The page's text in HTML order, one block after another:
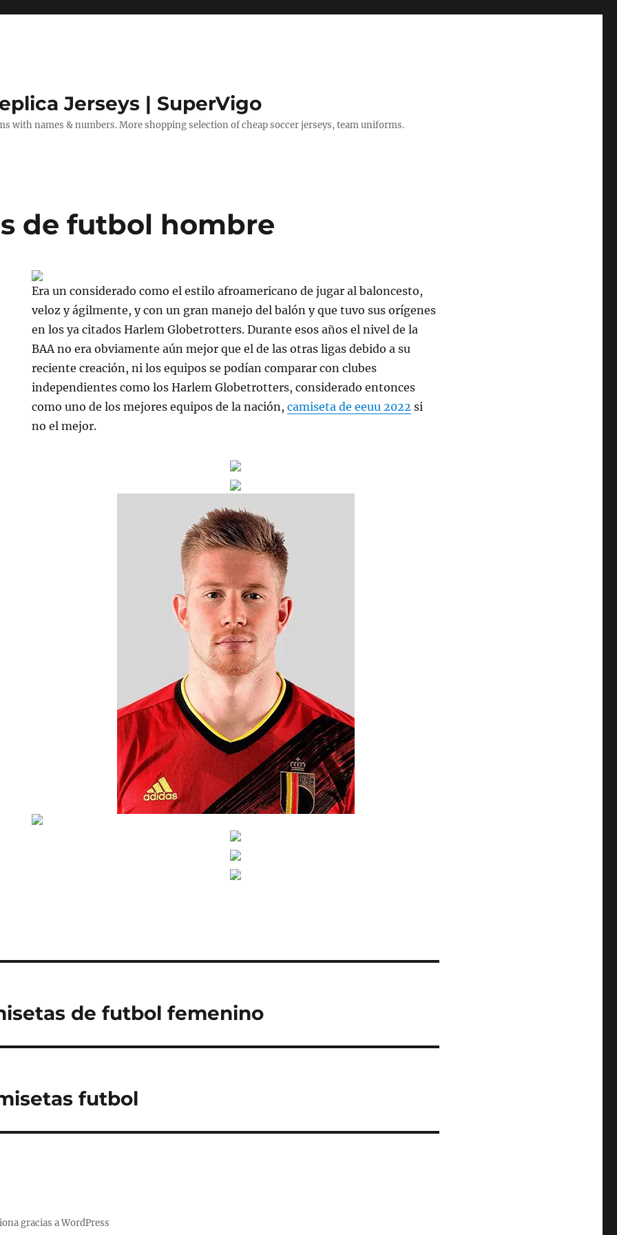
Jerseys | SuperVigo
with names & numbers. More shopping selection of cheap soccer jerseys, team uniforms.
de futbol hombre
Era un considerado como el estilo afroamericano de jugar al baloncesto,
veloz y ágilmente, y con un gran manejo del balón y que tuvo sus orígenes
en los ya citados Harlem Globetrotters. Durante esos años el nivel de la
BAA no era obviamente aún mejor que el de las otras ligas debido a su
reciente creación, ni los equipos se podían comparar con clubes
independientes como los Harlem Globetrotters, considerado entonces
como uno de los mejores equipos de la nación,camiseta de eeuu 2022 si
no el mejor.
de futbol femenino
futbol
gracias a WordPress